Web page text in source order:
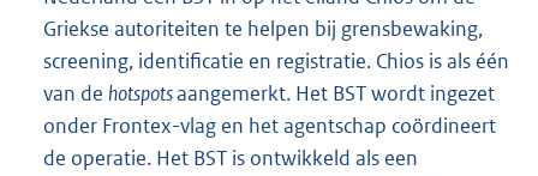
Griekse autoriteiten te helpen bij grensbewaking,
screening, identificatie en registratie. Chios is als één
van de hotspotsaangemerkt. Het BST wordt ingezet
onder Frontex-vlag en het agentschap coördineert
de operatie. Het BST is ontwikkeld als een